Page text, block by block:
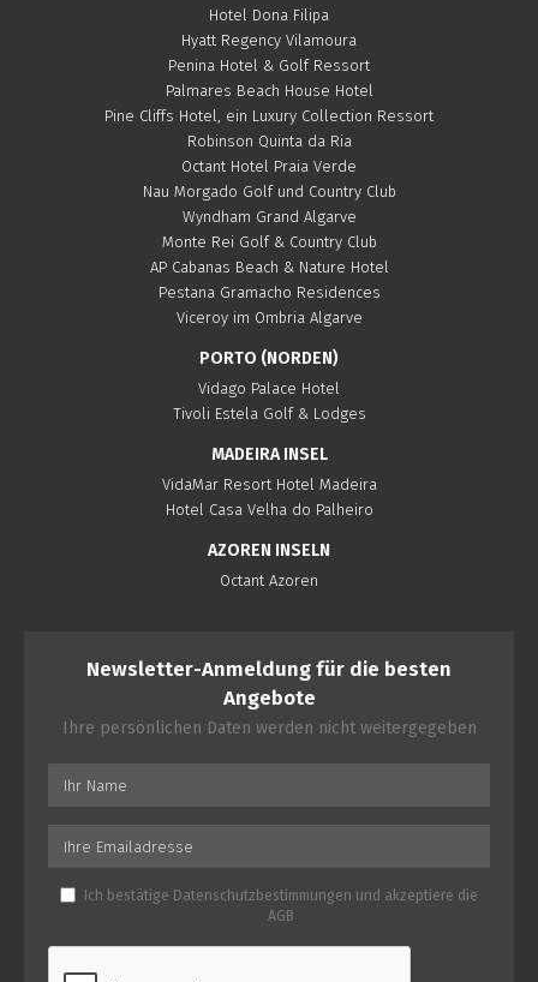
Hotel Dona Filipa
Hyatt Regency Vilamoura
Penina Hotel & Golf Ressort
Palmares Beach House Hotel
Pine Cliffs Hotel, ein Luxury Collection Ressort
Robinson Quinta da Ria
Octant Hotel Praia Verde
Nau Morgado Golf und Country Club
Wyndham Grand Algarve
Monte Rei Golf & Country Club
AP Cabanas Beach & Nature Hotel
Pestana Gramacho Residences
Viceroy im Ombria Algarve
PORTO (NORDEN)
Vidago Palace Hotel
Tivoli Estela Golf & Lodges
MADEIRA INSEL
VidaMar Resort Hotel Madeira
Hotel Casa Velha do Palheiro
AZOREN INSELN
Octant Azoren
Newsletter-Anmeldung für die besten
Angebote
Ihre persönlichen Daten werden nicht weitergegeben
Ich bestätige Datenschutzbestimmungen und akzeptiere die
AGB